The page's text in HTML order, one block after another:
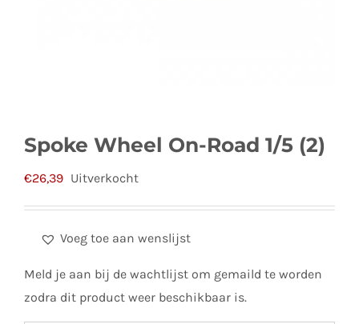
Spoke Wheel On-Road 1/5 (2)
€26,39 Uitverkocht
Voeg toe aan wenslijst
Meld je aan bij de wachtlijst om gemaild te worden
zodra dit product weer beschikbaar is.